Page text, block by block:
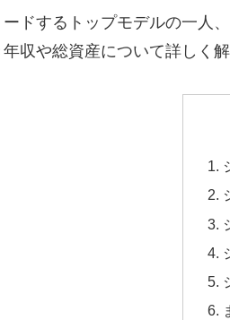
ドするトップモデルの一人
収や総資産について詳しく解